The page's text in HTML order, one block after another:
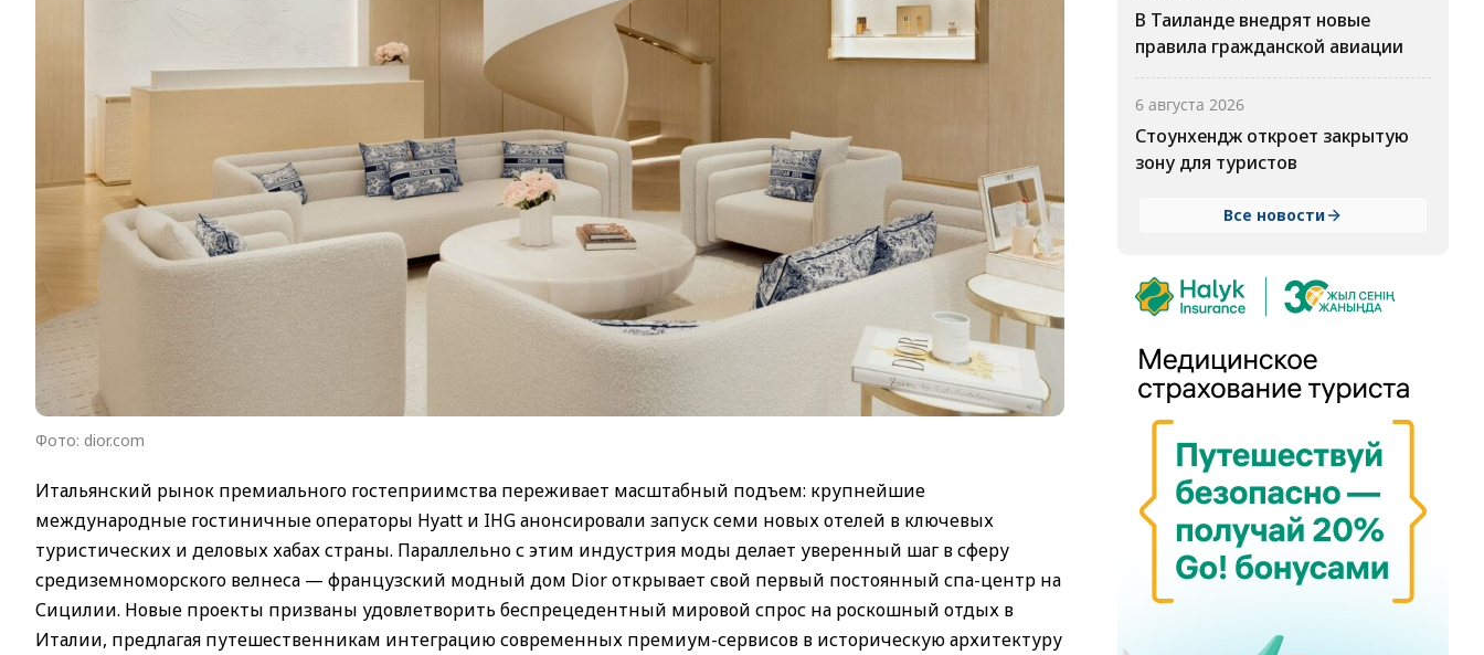
Фото: dior.com
Итальянский рынок премиального гостеприимства переживает масштабный подъем: крупнейшие
международные гостиничные операторы Hyatt и IHG анонсировали запуск семи новых отелей в ключевых
туристических и деловых хабах страны. Параллельно с этим индустрия моды делает уверенный шаг в сферу
средиземноморского велнеса — французский модный дом Dior открывает свой первый постоянный спа-центр на
Сицилии. Новые проекты призваны удовлетворить беспрецедентный мировой спрос на роскошный отдых в
Италии, предлагая путешественникам интеграцию современных премиум-сервисов в историческую архитектуру
В Таиланде внедрят новые
правила гражданской авиации
6 августа 2026
Стоунхендж откроет закрытую
зону для туристов
Все новости